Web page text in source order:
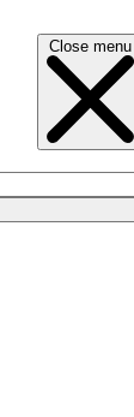
Close menu